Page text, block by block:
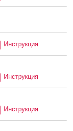
Инструкция
Инструкция
Инструкция